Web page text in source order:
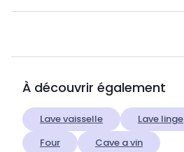
À découvrir également
Lave vaisselle Lave linge
Four
Cave a vin